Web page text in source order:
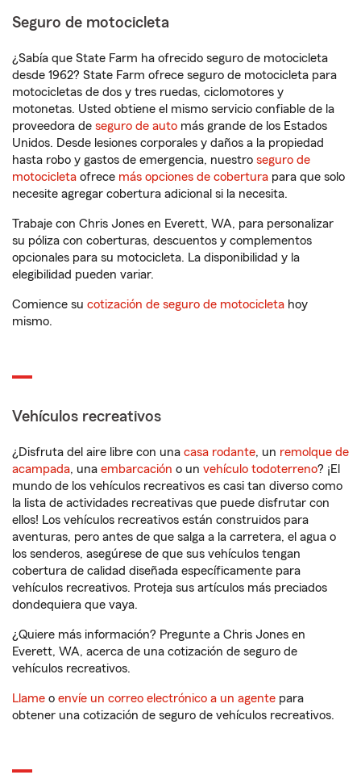
Seguro de motocicleta
¿Sabía que State Farm ha ofrecido seguro de motocicleta
desde 1962? State Farm ofrece seguro de motocicleta para
motocicletas de dos y tres ruedas, ciclomotores y
motonetas. Usted obtiene el mismo servicio confiable de la
proveedora de seguro de auto más grande de los Estados
Unidos. Desde lesiones corporales y daños a la propiedad
hasta robo y gastos de emergencia, nuestro seguro de
motocicleta ofrece más opciones de cobertura para que solo
necesite agregar cobertura adicional si la necesita.
Trabaje con Chris Jones en Everett, WA, para personalizar
su póliza con coberturas, descuentos y complementos
opcionales para su motocicleta. La disponibilidad y la
elegibilidad pueden variar.
Comience su cotización de seguro de motocicleta hoy
mismo.
Vehículos recreativos
¿Disfruta del aire libre con una casa rodante, un remolque de
acampada, una embarcación o un vehículo todoterreno? ¡El
mundo de los vehículos recreativos es casi tan diverso como
la lista de actividades recreativas que puede disfrutar con
ellos! Los vehículos recreativos están construidos para
aventuras, pero antes de que salga a la carretera, el agua o
los senderos, asegúrese de que sus vehículos tengan
cobertura de calidad diseñada específicamente para
vehículos recreativos. Proteja sus artículos más preciados
dondequiera que vaya.
¿Quiere más información? Pregunte a Chris Jones en
Everett, WA, acerca de una cotización de seguro de
vehículos recreativos.
Llame o envíe un correo electrónico a un agente para
obtener una cotización de seguro de vehículos recreativos.